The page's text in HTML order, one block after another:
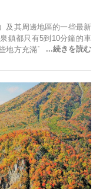
及其周邊地區的一些最新
鎮都只有5到10分鐘的車
地方充滿了各種魅力，包